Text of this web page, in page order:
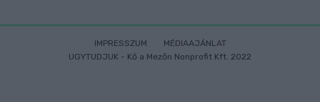
IMPRESSZUM
MÉDIAAJÁNLAT
UGYTUDJUK - Kő a Mezőn Nonprofit Kft. 2022